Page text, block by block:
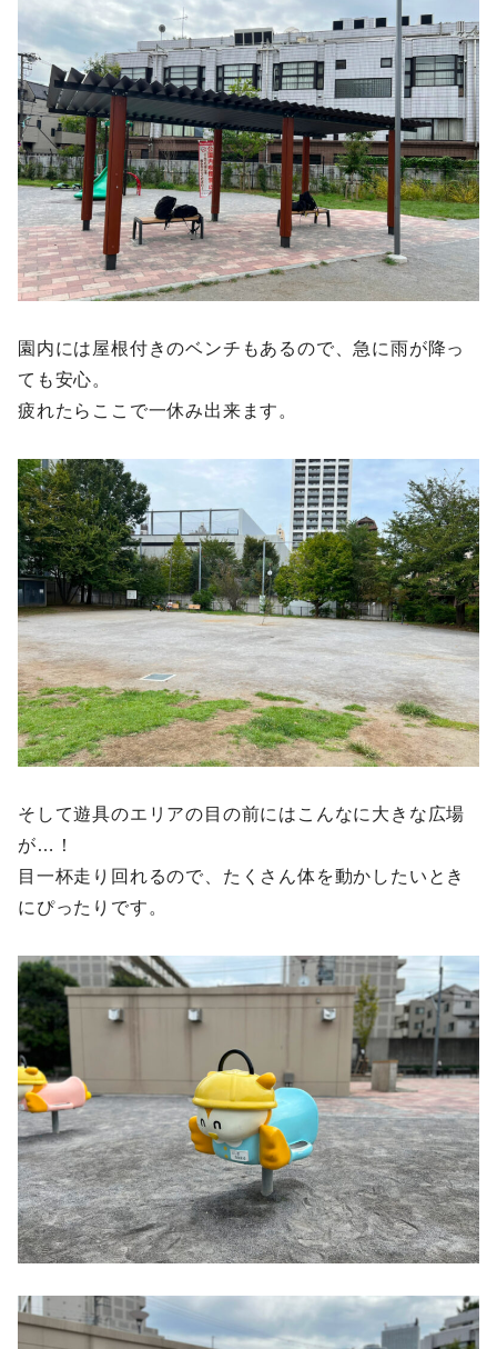
園内には屋根付きのベンチもあるので、急に雨が降っ
ても安心。
疲れたらここで一休み出来ます。
そして遊具のエリアの目の前にはこんなに大きな広場
が…！
目一杯走り回れるので、たくさん体を動かしたいとき
にぴったりです。